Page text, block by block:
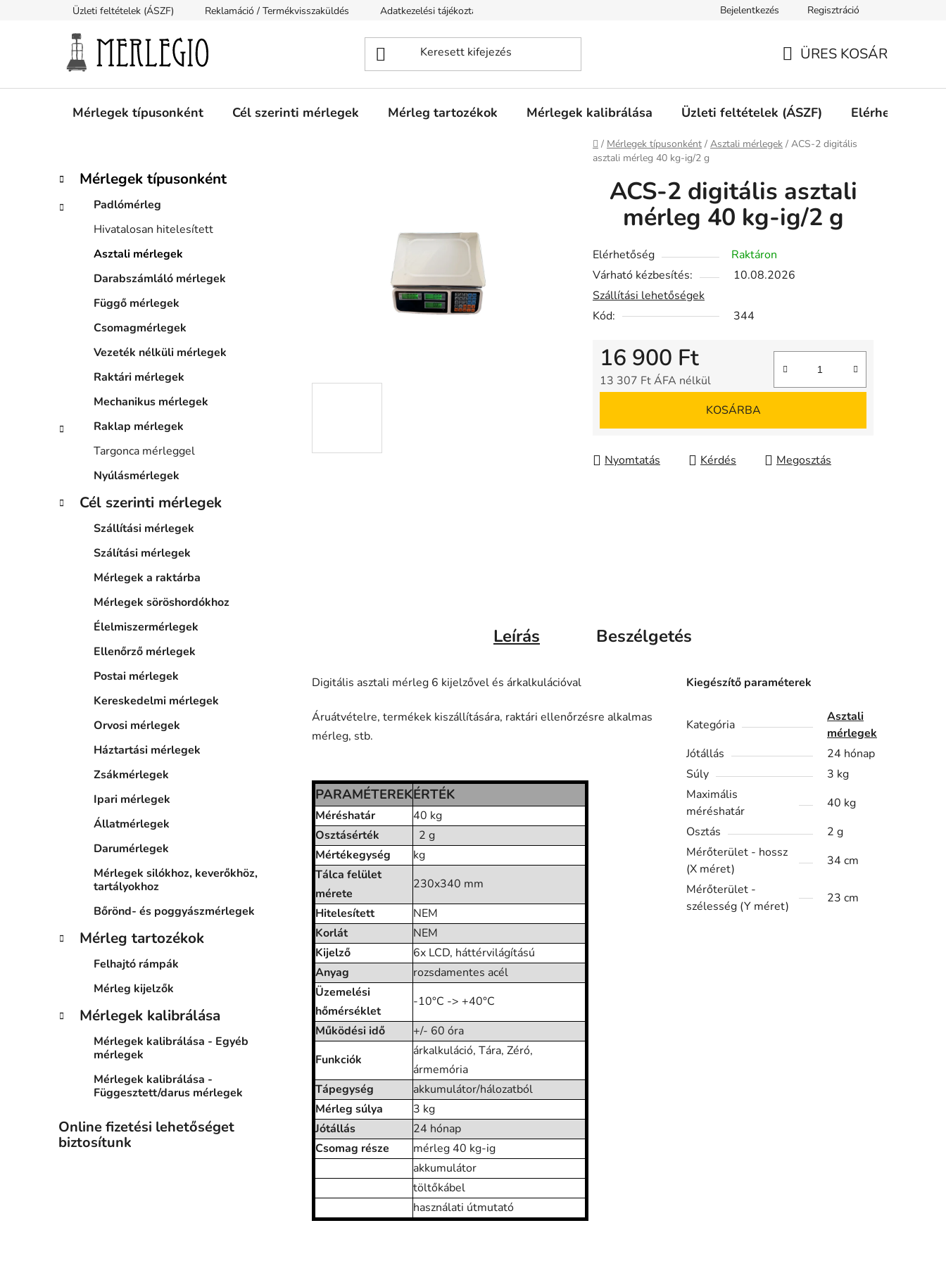
Üzleti feltételek (ÁSZF) Reklamáció / Termékvisszaküldés Adatkezelési tájékoztató Bejelentkezés Regisztráció
ÜRES KOSÁR
Mérlegek típusonként Cél szerinti mérlegek Mérleg tartozékok Mérlegek kalibrálása Üzleti feltételek (ÁSZF) Elérhetőségek
Kezdőlap
/ Mérlegek típusonként / Asztali mérlegek / ACS-2 digitális
asztali mérleg 40 kg-ig/2 g
O
d
Kategóriák
átugrása
K
a
t
Mérlegek típusonként
Padlómérleg
Hivatalosan hitelesített
Asztali mérlegek
Darabszámláló mérlegek
Függő mérlegek
Csomagmérlegek
Vezeték nélküli mérlegek
Raktári mérlegek
Mechanikus mérlegek
Raklap mérlegek
Targonca mérleggel
Nyúlásmérlegek
Cél szerinti mérlegek
Szállítási mérlegek
Szálítási mérlegek
Mérlegek a raktárba
Mérlegek söröshordókhoz
Élelmiszermérlegek
Ellenőrző mérlegek
Postai mérlegek
Kereskedelmi mérlegek
Orvosi mérlegek
Háztartási mérlegek
Zsákmérlegek
Ipari mérlegek
Állatmérlegek
Darumérlegek
Mérlegek silókhoz, keverőkhöz,
tartályokhoz
Bőrönd- és poggyászmérlegek
Mérleg tartozékok
Felhajtó rámpák
Mérleg kijelzők
Mérlegek kalibrálása
Mérlegek kalibrálása - Egyéb
mérlegek
Mérlegek kalibrálása -
Függesztett/darus mérlegek
Online fizetési lehetőséget
biztosítunk
ACS-2 digitális asztali
mérleg 40 kg-ig/2 g
Elérhetőség
Raktáron
Várható kézbesítés:
10.08.2026
Szállítási lehetőségek
Kód:
344
16 900 Ft
13 307 Ft ÁFA nélkül
KOSÁRBA
Nyomtatás Kérdés Megosztás
Leírás Beszélgetés
Digitális asztali mérleg 6 kijelzővel és árkalkulációval
Áruátvételre, termékek kiszállítására, raktári ellenőrzésre alkalmas
mérleg, stb.
PARAMÉTEREKÉRTÉK
Méréshatár
40 kg
Osztásérték
2 g
Mértékegység
kg
Tálca felület
mérete
230x340 mm
Hitelesített
NEM
Korlát
NEM
Kijelző
6x LCD, háttérvilágítású
Anyag
rozsdamentes acél
Üzemelési
hőmérséklet
-10°C -> +40°C
Működési idő
+/- 60 óra
Funkciók
árkalkuláció, Tára, Zéró,
ármemória
Tápegység
akkumulátor/hálozatból
Mérleg súlya
3 kg
Jótállás
24 hónap
Csomag része
mérleg 40 kg-ig
akkumulátor
töltőkábel
használati útmutató
Kiegészítő paraméterek
Kategória
Asztali
mérlegek
Jótállás
24 hónap
Súly
3 kg
Maximális
méréshatár
40 kg
Osztás
2 g
Mérőterület - hossz
(X méret)
34 cm
Mérőterület -
szélesség (Y méret)
23 cm